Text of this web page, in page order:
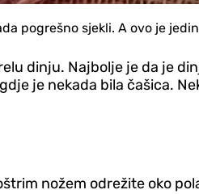
pogrešno sjekli. A ovo je
dinju. Najbolje je da je
je nekada bila čašica.
nožem odrežite oko